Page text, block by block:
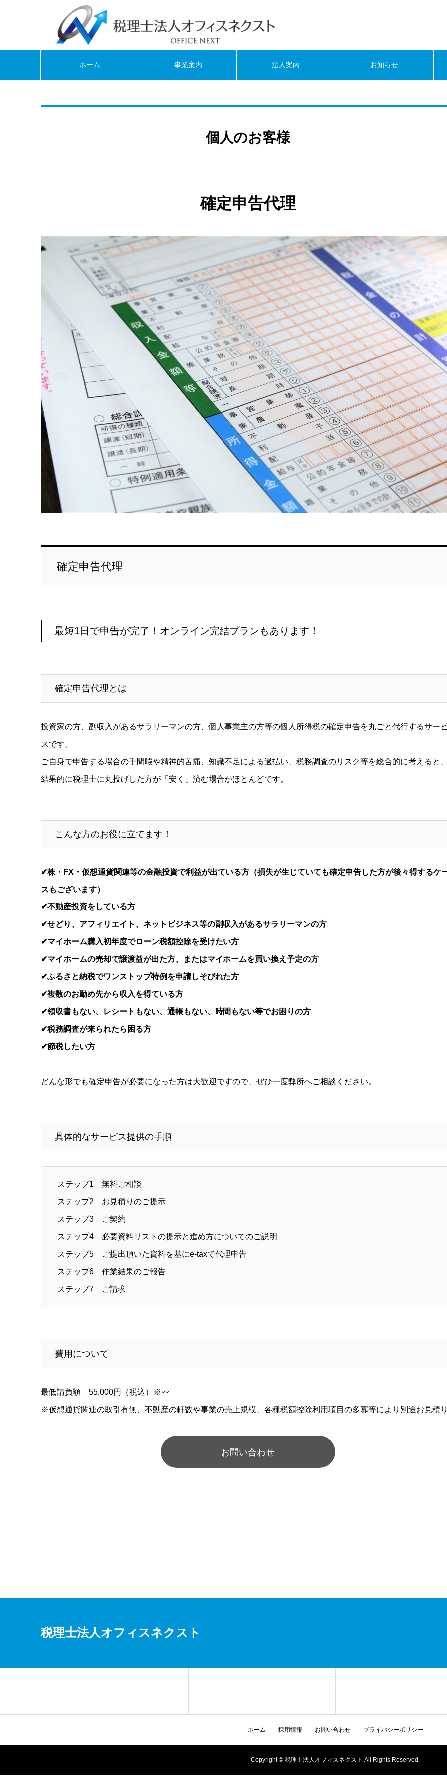
ホーム 事業案内 法人案内 お知らせ
個人のお客様
確定申告代理
確定申告代理
最短1日で申告が完了！オンライン完結プランもあります！
確定申告代理とは
投資家の方、副収入があるサラリーマンの方、個人事業主の方等の個人所得税の確定申告を丸ごと代行するサー
スです。
ご自身で申告する場合の手間暇や精神的苦痛、知識不足による過払い、税務調査のリスク等を総合的に考えると
結果的に税理士に丸投げした方が「安く」済む場合がほとんどです。
こんな方のお役に立てます！
✔株・FX・仮想通貨関連等の金融投資で利益が出ている方（損失が生じていても確定申告した方が後々得するケ
スもございます）
✔不動産投資をしている方
✔せどり、アフィリエイト、ネットビジネス等の副収入があるサラリーマンの方
✔マイホーム購入初年度でローン税額控除を受けたい方
✔マイホームの売却で譲渡益が出た方、またはマイホームを買い換え予定の方
✔ふるさと納税でワンストップ特例を申請しそびれた方
✔複数のお勤め先から収入を得ている方
✔領収書もない、レシートもない、通帳もない、時間もない等でお困りの方
✔税務調査が来られたら困る方
✔節税したい方
どんな形でも確定申告が必要になった方は大歓迎ですので、ぜひ一度弊所へご相談ください。
具体的なサービス提供の手順
ステップ1 無料ご相談
ステップ2 お見積りのご提示
ステップ3 ご契約
ステップ4 必要資料リストの提示と進め方についてのご説明
ステップ5 ご提出頂いた資料を基にe-taxで代理申告
ステップ6 作業結果のご報告
ステップ7 ご請求
費用について
最低請負額 55,000円（税込）※〰
※仮想通貨関連の取引有無、不動産の軒数や事業の売上規模、各種税額控除利用項目の多寡等により別途お見積
お問い合わせ
税理士法人オフィスネクスト
ホーム 採用情報 お問い合わせ プライバシーポリシー
Copyright © 税理士法人オフィスネクスト All Rights Reserved.